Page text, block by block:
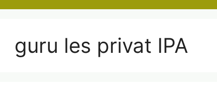
guru les privat IPA